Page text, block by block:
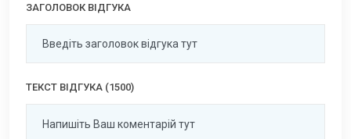
ЗАГОЛОВОК ВІДГУКА
ТЕКСТ ВІДГУКА (1500)